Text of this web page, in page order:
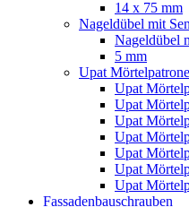
14 x 75 mm
Nageldübel mit
Nageldübel
5 mm
Upat
Upat
Upat
Upat
Upat
Upat
Upat
Upat
Fassadenbauschrauben